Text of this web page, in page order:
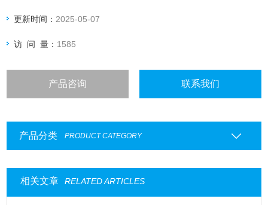
更新时间： 2025-05-07
访 问 量： 1585
产品咨询 联系我们
产品分类 PRODUCT CATEGORY
相关文章 RELATED ARTICLES